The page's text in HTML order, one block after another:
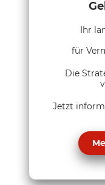
Ihr
für
Die
Jetzt